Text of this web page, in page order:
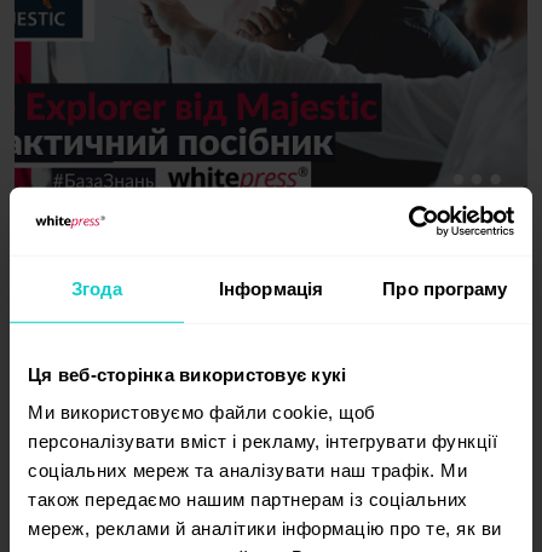
Згода Інформація Про програму
Ця веб-сторінка використовує кукі
Ми використовуємо файли cookie, щоб
персоналізувати вміст і рекламу, інтегрувати функції
соціальних мереж та аналізувати наш трафік. Ми
також передаємо нашим партнерам із соціальних
мереж, реклами й аналітики інформацію про те, як ви
від Majestic
та збирає дані з інтернету, додатково робить аналіз
профілю посилань, які ведуть на сайт. Його широкі
можливості сканування дозволяють відфільтрувати
понад один мільярд URL-адрес, відстежуючи зв'язки
між ними. Зібрані дані надаються у читабельний спосіб
у вигляді рапортів та резюме, що робить можливим
та дослідження трендів.